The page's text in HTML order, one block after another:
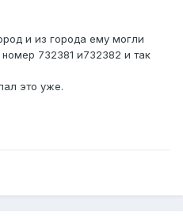
и из города ему могли
732381 и732382 и так
это уже.